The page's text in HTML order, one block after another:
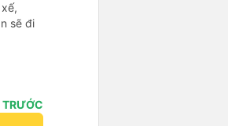
sẽ đi
TRƯỚC